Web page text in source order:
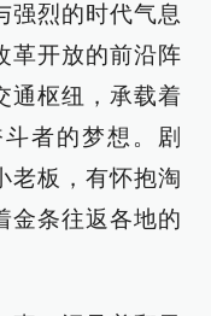
强烈的时代气息
革开放的前沿阵
通枢纽，承载着
者的梦想。剧
老板，有怀抱淘
金条往返各地的